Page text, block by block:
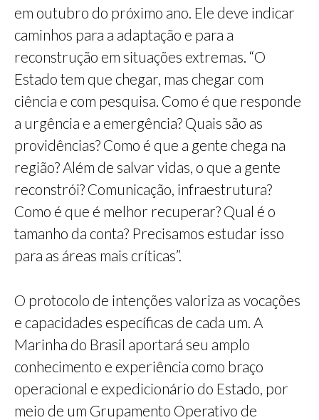
em outubro do próximo ano. Ele deve indicar
caminhos para a adaptação e para a
reconstrução em situações extremas. “O
Estado tem que chegar, mas chegar com
ciência e com pesquisa. Como é que responde
a urgência e a emergência? Quais são as
providências? Como é que a gente chega na
região? Além de salvar vidas, o que a gente
reconstrói? Comunicação, infraestrutura?
Como é que é melhor recuperar? Qual é o
tamanho da conta? Precisamos estudar isso
para as áreas mais críticas”.
O protocolo de intenções valoriza as vocações
e capacidades específicas de cada um. A
Marinha do Brasil aportará seu amplo
conhecimento e experiência como braço
operacional e expedicionário do Estado, por
meio de um Grupamento Operativo de